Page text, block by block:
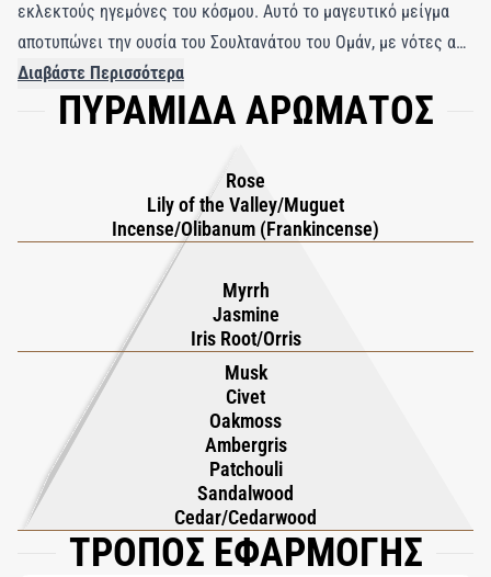
εκλεκτούς ηγεμόνες του κόσμου. Αυτό το μαγευτικό μείγμα
αποτυπώνει την ουσία του Σουλτανάτου του Ομάν, με νότες από
Omani Rock Rose, Hojari Frankincense και χρυσόχρωμο
Ambergris. Ζήστε το λαμπερό φως του Lily of the Valley που
Frankincense. Η ακαταμάχητη ζεστασιά της Myrrh συνδυάζεται
με τη λαμπερή παρουσία του μαργαριταρένιου λευκού
Jasmine. Το άρωμα εξελίσσεται με τη γοητεία της Iris,
προσφέροντας μια βαθιά πολυτελή αρωματική εμπειρία,
εμπλουτισμένη με μεταλλικά Irones, βιολετί Ionones και τη
βελούδινη υφή του πλούσιου Cocoa butter. Το Gold Man
υπόσχεται μια μαγευτική οσφρητική εμπειρία αντάξια της
βασιλικής αίγλης.
Διαβάστε Περισσότερα
ΠΥΡΑΜΙΔΑ ΑΡΩΜΑΤΟΣ
Rose
Lily of the Valley/Muguet
Incense/Olibanum (Frankincense)
Myrrh
Jasmine
Iris Root/Orris
Musk
Civet
Oakmoss
Ambergris
Patchouli
Sandalwood
Cedar/Cedarwood
ΤΡΟΠΟΣ ΕΦΑΡΜΟΓΗΣ